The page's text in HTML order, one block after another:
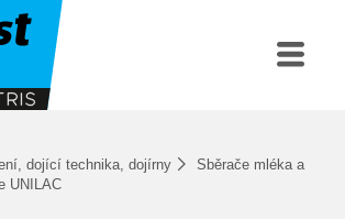
dojící technika, dojírny
Sběrače mléka a
UNILAC